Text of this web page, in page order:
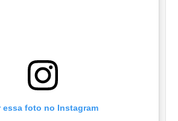
essa foto no Instagram